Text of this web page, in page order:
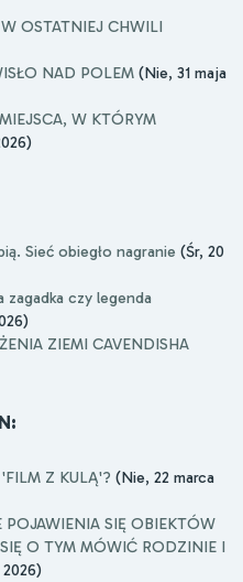
OSTATNIEJ CHWILI
NAD POLEM (Nie, 31 maja
W KTÓRYM
Sieć obiegło nagranie (Śr, 20
zagadka czy legenda
ZIEMI CAVENDISHA
Z KULĄ'? (Nie, 22 marca
SIĘ OBIEKTÓW
O TYM MÓWIĆ RODZINIE I
2026)